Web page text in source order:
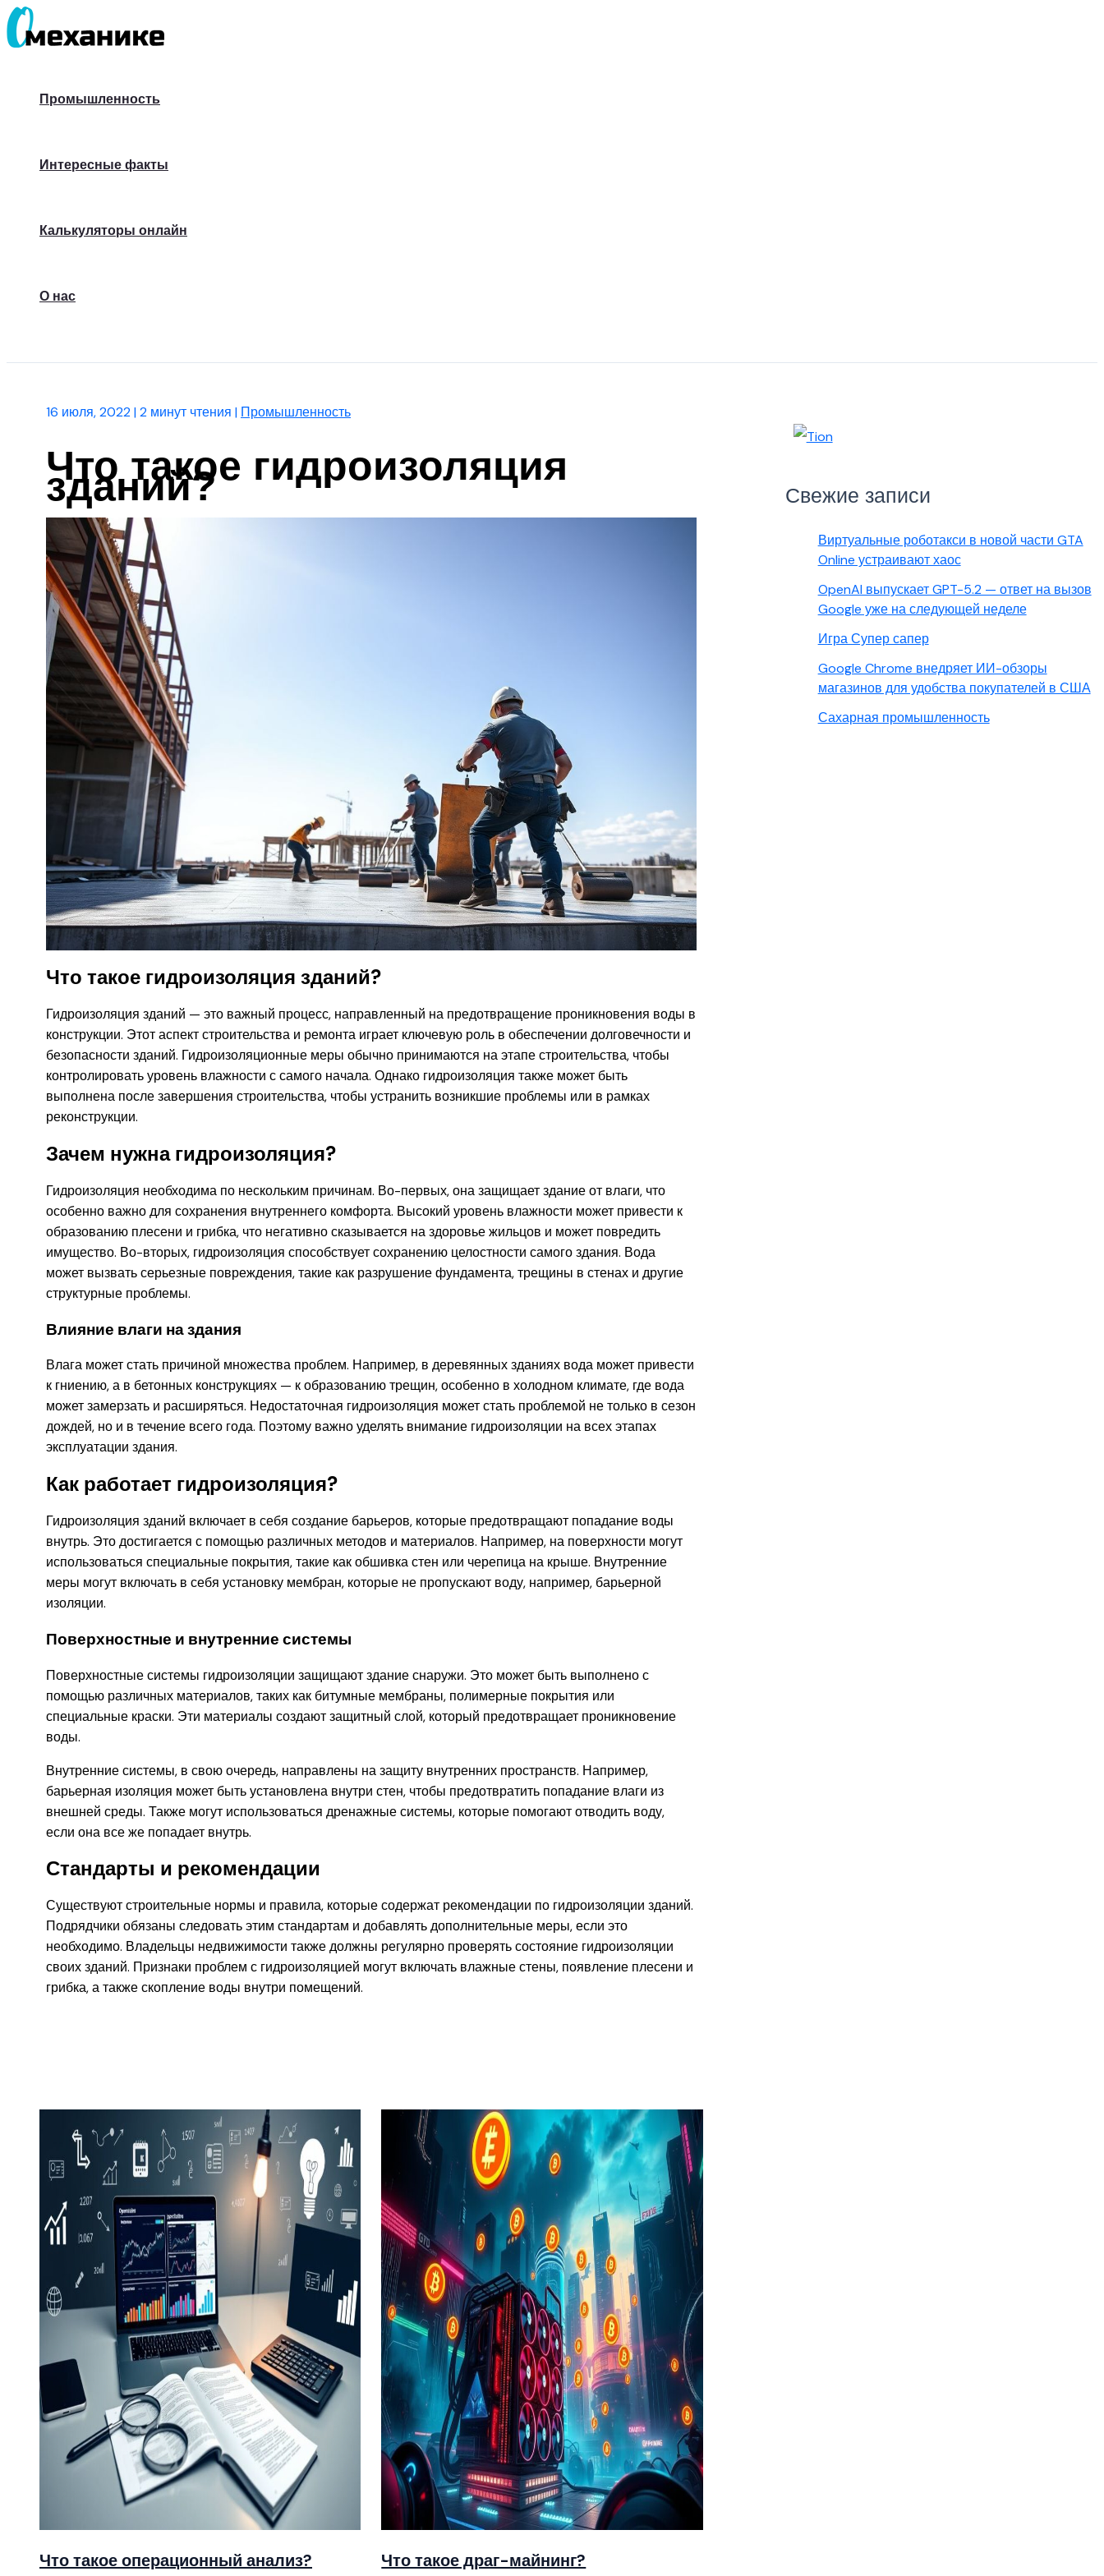
Перейти
к
Промышленность
Интересные факты
Калькуляторы онлайн
О нас
16 июля, 2022|2 минут чтения | Промышленность
Что такое гидроизоляция
зданий?
Что такое гидроизоляция зданий?
Гидроизоляция зданий — это важный процесс, направленный на предотвращение проникновения воды в
конструкции. Этот аспект строительства и ремонта играет ключевую роль в обеспечении долговечности и
безопасности зданий. Гидроизоляционные меры обычно принимаются на этапе строительства, чтобы
контролировать уровень влажности с самого начала. Однако гидроизоляция также может быть
выполнена после завершения строительства, чтобы устранить возникшие проблемы или в рамках
реконструкции.
Зачем нужна гидроизоляция?
Гидроизоляция необходима по нескольким причинам. Во-первых, она защищает здание от влаги, что
особенно важно для сохранения внутреннего комфорта. Высокий уровень влажности может привести к
образованию плесени и грибка, что негативно сказывается на здоровье жильцов и может повредить
имущество. Во-вторых, гидроизоляция способствует сохранению целостности самого здания. Вода
может вызвать серьезные повреждения, такие как разрушение фундамента, трещины в стенах и другие
структурные проблемы.
Влияние влаги на здания
Влага может стать причиной множества проблем. Например, в деревянных зданиях вода может привести
к гниению, а в бетонных конструкциях — к образованию трещин, особенно в холодном климате, где вода
может замерзать и расширяться. Недостаточная гидроизоляция может стать проблемой не только в сезон
дождей, но и в течение всего года. Поэтому важно уделять внимание гидроизоляции на всех этапах
эксплуатации здания.
Как работает гидроизоляция?
Гидроизоляция зданий включает в себя создание барьеров, которые предотвращают попадание воды
внутрь. Это достигается с помощью различных методов и материалов. Например, на поверхности могут
использоваться специальные покрытия, такие как обшивка стен или черепица на крыше. Внутренние
меры могут включать в себя установку мембран, которые не пропускают воду, например, барьерной
изоляции.
Поверхностные и внутренние системы
Поверхностные системы гидроизоляции защищают здание снаружи. Это может быть выполнено с
помощью различных материалов, таких как битумные мембраны, полимерные покрытия или
специальные краски. Эти материалы создают защитный слой, который предотвращает проникновение
воды.
Внутренние системы, в свою очередь, направлены на защиту внутренних пространств. Например,
барьерная изоляция может быть установлена внутри стен, чтобы предотвратить попадание влаги из
внешней среды. Также могут использоваться дренажные системы, которые помогают отводить воду,
если она все же попадает внутрь.
Стандарты и рекомендации
Существуют строительные нормы и правила, которые содержат рекомендации по гидроизоляции зданий.
Подрядчики обязаны следовать этим стандартам и добавлять дополнительные меры, если это
необходимо. Владельцы недвижимости также должны регулярно проверять состояние гидроизоляции
своих зданий. Признаки проблем с гидроизоляцией могут включать влажные стены, появление плесени и
грибка, а также скопление воды внутри помещений.
Что такое операционный анализ? Что такое драг-майнинг?
Свежие записи
Виртуальные роботакси в новой части GTA
Online устраивают хаос
OpenAI выпускает GPT-5.2 — ответ на вызов
Google уже на следующей неделе
Игра Супер сапер
Google Chrome внедряет ИИ-обзоры
магазинов для удобства покупателей в США
Сахарная промышленность